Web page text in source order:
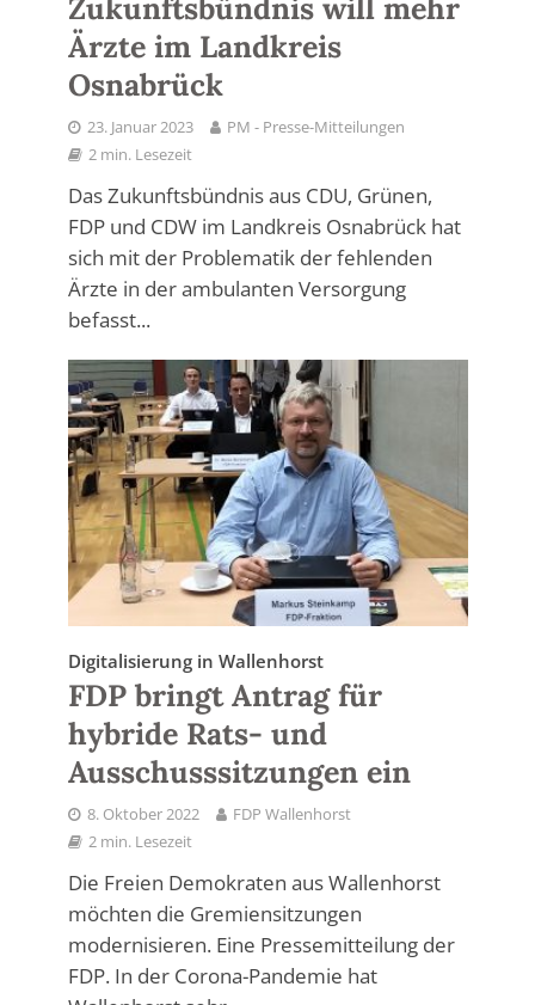
Zukunftsbündnis will mehr
Ärzte im Landkreis
Osnabrück
23. Januar 2023
PM - Presse-Mitteilungen
2 min. Lesezeit
Das Zukunftsbündnis aus CDU, Grünen,
FDP und CDW im Landkreis Osnabrück hat
sich mit der Problematik der fehlenden
Ärzte in der ambulanten Versorgung
befasst...
Digitalisierung in Wallenhorst
FDP bringt Antrag für
hybride Rats- und
Ausschusssitzungen ein
8. Oktober 2022
FDP Wallenhorst
2 min. Lesezeit
Die Freien Demokraten aus Wallenhorst
möchten die Gremiensitzungen
modernisieren. Eine Pressemitteilung der
FDP. In der Corona-Pandemie hat